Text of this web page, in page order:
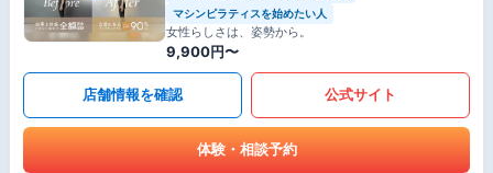
マシンピラティスを始めたい人
女性らしさは、姿勢から。
9,900円〜
店舗情報を確認 公式サイト
体験・相談予約